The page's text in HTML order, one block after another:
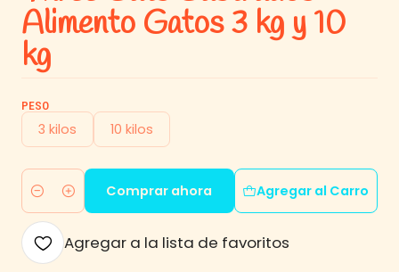
Alimento Gatos 3 kg y 10
kg
PESO
3 kilos 10 kilos
Cantidad
Agregar al Carro
Comprar ahora
Agregar a la lista de favoritos